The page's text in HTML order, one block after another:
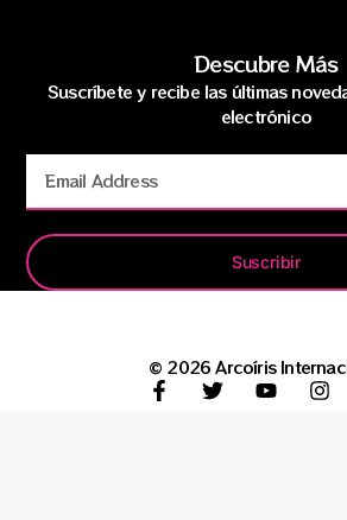
Descubre Más
Suscríbete y recibe las últimas
electrónico
Suscribir
© 2026 Arcoíris